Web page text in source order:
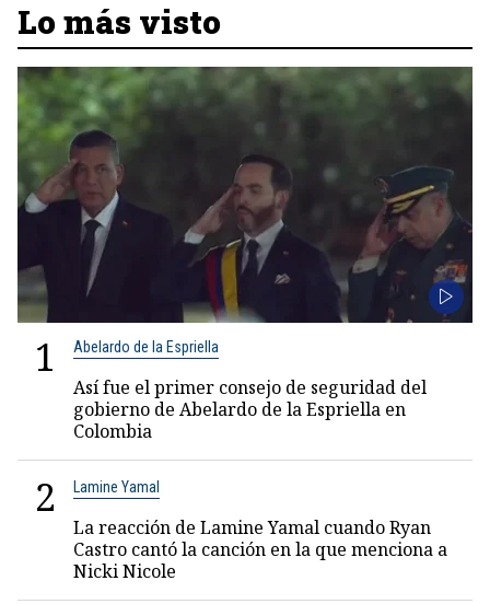
Lo más visto
1 Abelardo de la Espriella
Así fue el primer consejo de seguridad del
gobierno de Abelardo de la Espriella en
Colombia
2 Lamine Yamal
La reacción de Lamine Yamal cuando Ryan
Castro cantó la canción en la que menciona a
Nicki Nicole